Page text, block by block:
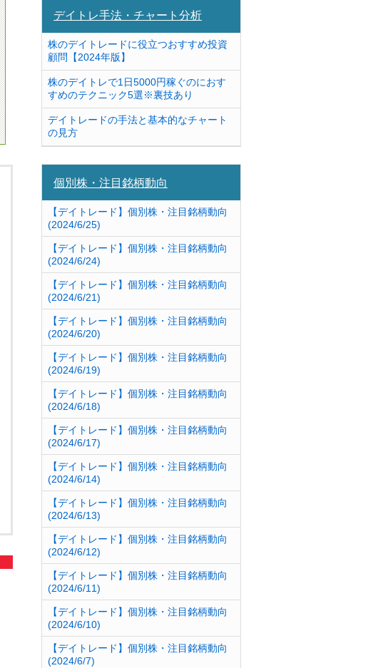
デイトレ手法・チャート分析
株のデイトレードに役立つおすすめ投資
顧問【2024年版】
株のデイトレで1日5000円稼ぐのにおす
すめのテクニック5選※裏技あり
デイトレードの手法と基本的なチャート
の見方
個別株・注目銘柄動向
【デイトレード】個別株・注目銘柄動向
(2024/6/25)
【デイトレード】個別株・注目銘柄動向
(2024/6/24)
【デイトレード】個別株・注目銘柄動向
(2024/6/21)
【デイトレード】個別株・注目銘柄動向
(2024/6/20)
【デイトレード】個別株・注目銘柄動向
(2024/6/19)
【デイトレード】個別株・注目銘柄動向
(2024/6/18)
【デイトレード】個別株・注目銘柄動向
(2024/6/17)
【デイトレード】個別株・注目銘柄動向
(2024/6/14)
【デイトレード】個別株・注目銘柄動向
(2024/6/13)
【デイトレード】個別株・注目銘柄動向
(2024/6/12)
【デイトレード】個別株・注目銘柄動向
(2024/6/11)
【デイトレード】個別株・注目銘柄動向
(2024/6/10)
【デイトレード】個別株・注目銘柄動向
(2024/6/7)